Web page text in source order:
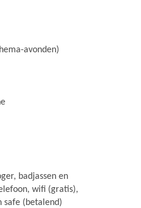
avonden)
badjassen en
wifi (gratis),
safe (betalend)